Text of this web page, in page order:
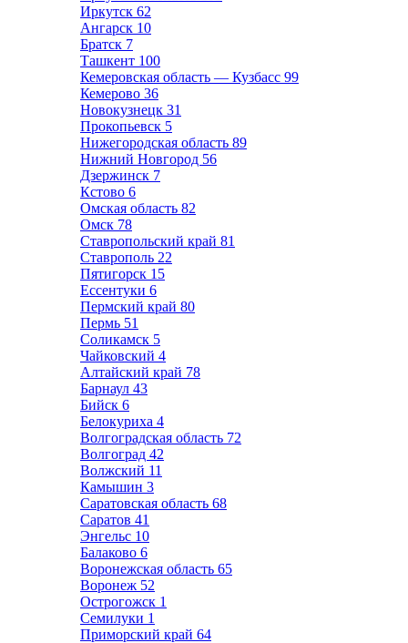
Иркутск 62
Ангарск 10
Братск 7
Ташкент 100
Кемеровская область — Кузбасс 99
Кемерово 36
Новокузнецк 31
Прокопьевск 5
Нижегородская область 89
Нижний Новгород 56
Дзержинск 7
Кстово 6
Омская область 82
Омск 78
Ставропольский край 81
Ставрополь 22
Пятигорск 15
Ессентуки 6
Пермский край 80
Пермь 51
Соликамск 5
Чайковский 4
Алтайский край 78
Барнаул 43
Бийск 6
Белокуриха 4
Волгоградская область 72
Волгоград 42
Волжский 11
Камышин 3
Саратовская область 68
Саратов 41
Энгельс 10
Балаково 6
Воронежская область 65
Воронеж 52
Острогожск 1
Семилуки 1
Приморский край 64